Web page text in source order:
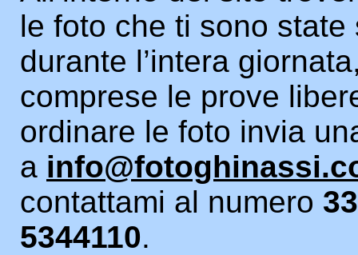
le foto che ti sono state
durante l’intera
comprese le prove
ordinare le foto invia
a
contattami al numero
5344110.